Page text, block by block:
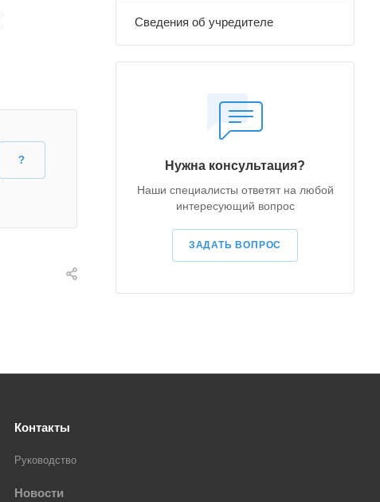
?
Сведения об учредителе
Нужна консультация?
Наши специалисты ответят на любой
интересующий вопрос
ЗАДАТЬ ВОПРОС
Контакты
Руководство
Новости